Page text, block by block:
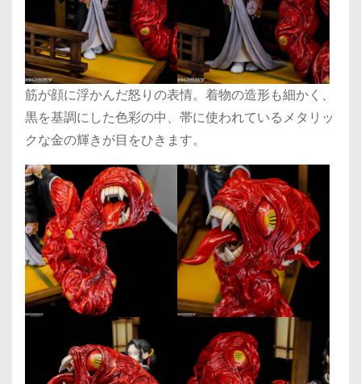
筋が顔に浮かんだ怒りの表情。着物の造形も細かく、
黒を基調にした色彩の中、帯に使われているメタリッ
クな金の輝きが目をひきます。